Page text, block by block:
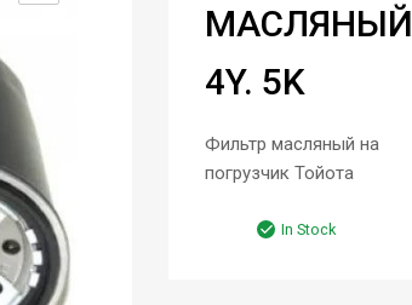
МАСЛЯНЫЙ
4Y. 5K
Фильтр масляный на
погрузчик Тойота
In Stock